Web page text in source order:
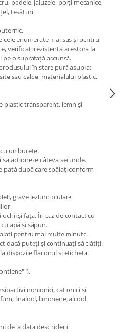
podele, jaluzele, porți mecanice,
țesături.
enumerate mai sus și pentru
verificați rezistența acestora la
o suprafață ascunsă.
în stare pură asupra:
sau calde, materialului plastic,
plastic transparent, lemn și
un burete.
acționeze câteva secunde.
pată după care spălați conform
grave leziuni oculare.
și fața. În caz de contact cu
apă și săpun.
pentru mai multe minute.
dacă puteți și continuați să clătiți.
dispoziie flaconul si eticheta.
nonionici, cationici și
linalool, limonene, alcool
de la data deschiderii.